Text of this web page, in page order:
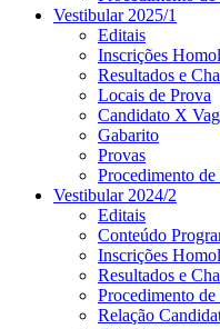
Vestibular 2025/1
Editais
Inscrições
Resultados e
Locais de Prova
Candidato X
Gabarito
Provas
Procedimento
Vestibular 2024/2
Editais
Conteúdo
Inscrições
Resultados e
Procedimento
Relação